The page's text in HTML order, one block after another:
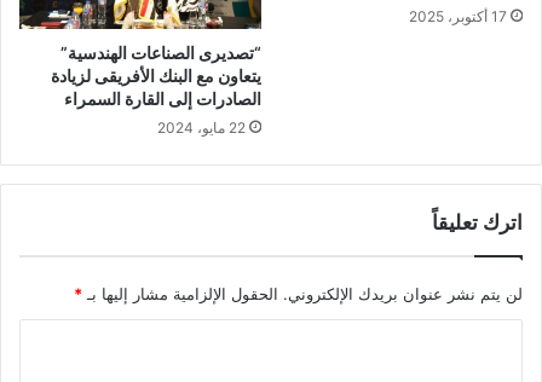
17 أكتوبر، 2025
“تصديرى الصناعات الهندسية”
يتعاون مع البنك الأفريقى لزيادة
الصادرات إلى القارة السمراء
22 مايو، 2024
اترك تعليقاً
لن يتم نشر عنوان بريدك الإلكتروني. الحقول الإلزامية مشار إليها بـ *